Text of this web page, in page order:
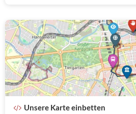
Unsere Karte einbetten